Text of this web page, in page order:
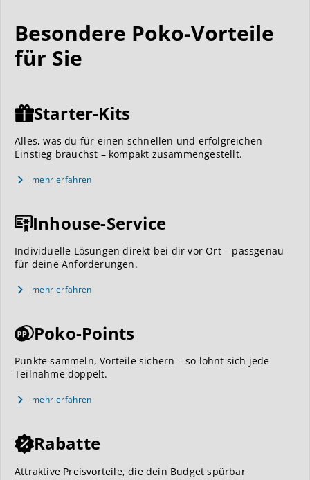
Besondere Poko-Vorteile
für Sie
Starter-Kits
Alles, was du für einen schnellen und erfolgreichen
Einstieg brauchst – kompakt zusammengestellt.
mehr erfahren
Inhouse-Service
Individuelle Lösungen direkt bei dir vor Ort – passgenau
für deine Anforderungen.
mehr erfahren
Poko-Points
Punkte sammeln, Vorteile sichern – so lohnt sich jede
Teilnahme doppelt.
mehr erfahren
Rabatte
Attraktive Preisvorteile, die dein Budget spürbar